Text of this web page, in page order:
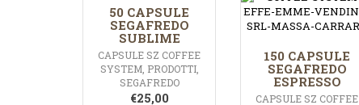
50 CAPSULE
SEGAFREDO
SUBLIME
CAPSULE SZ COFFEE
SYSTEM, PRODOTTI,
SEGAFREDO
€25,00
150 CAPSULE
SEGAFREDO
ESPRESSO
CAPSULE SZ COFFEE